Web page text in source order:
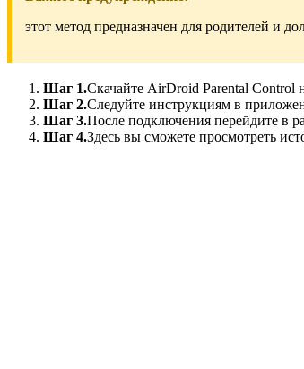
этот метод предназначен для родителей и
Шаг 1.Скачайте AirDroid Parental Control
Шаг 2.Следуйте инструкциям в
Шаг 3.После подключения перейдите в
Шаг 4.Здесь вы сможете просмотреть